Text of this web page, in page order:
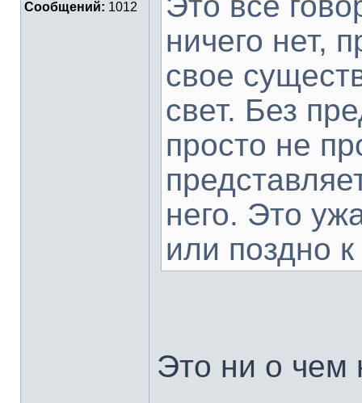
Сообщений: 1012
ничего нет,
свое
свет. Без
просто не
него. Это
или поздно
Это ни о чем